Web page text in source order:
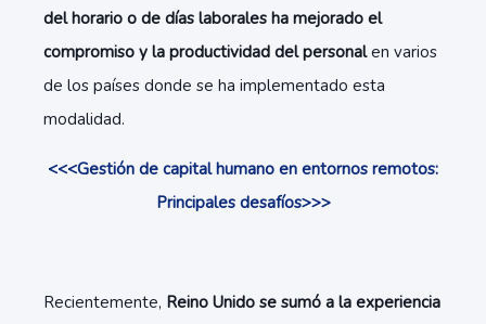
del horario o de días laborales ha mejorado el
compromiso y la productividad del personalen varios
de los países donde se ha implementado esta
modalidad.
<<<Gestión de capital humano en entornos remotos:
Principales desafíos>>>
Recientemente, Reino Unido se sumó a la experiencia